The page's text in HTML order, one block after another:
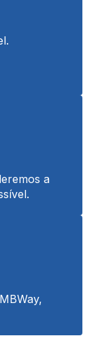
a